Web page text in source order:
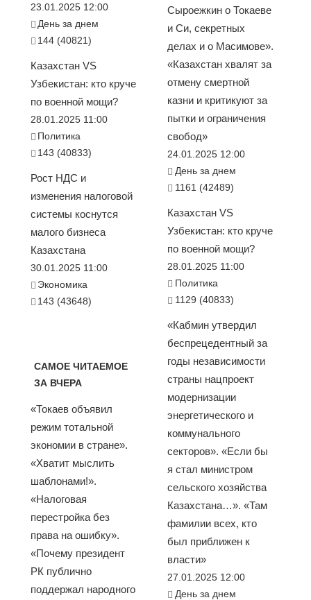
23.01.2025 12:00
День за днем
144 (40821)
Казахстан VS
Узбекистан: кто круче
по военной мощи?
28.01.2025 11:00
Политика
143 (40833)
Рост НДС и
изменения налоговой
системы коснутся
малого бизнеса
Казахстана
30.01.2025 11:00
Экономика
143 (43648)
САМОЕ ЧИТАЕМОЕ
ЗА ВЧЕРА
«Токаев объявил
режим тотальной
экономии в стране».
«Хватит мыслить
шаблонами!».
«Налоговая
перестройка без
права на ошибку».
«Почему президент
РК публично
поддержал народного
Сыроежкин о Токаеве
и Си, секретных
делах и о Масимове».
«Казахстан хвалят за
отмену смертной
казни и критикуют за
пытки и ограничения
свобод»
24.01.2025 12:00
День за днем
1161 (42489)
Казахстан VS
Узбекистан: кто круче
по военной мощи?
28.01.2025 11:00
Политика
1129 (40833)
«Кабмин утвердил
беспрецедентный за
годы независимости
страны нацпроект
модернизации
энергетического и
коммунального
секторов». «Если бы
я стал министром
сельского хозяйства
Казахстана…». «Там
фамилии всех, кто
был приближен к
власти»
27.01.2025 12:00
День за днем